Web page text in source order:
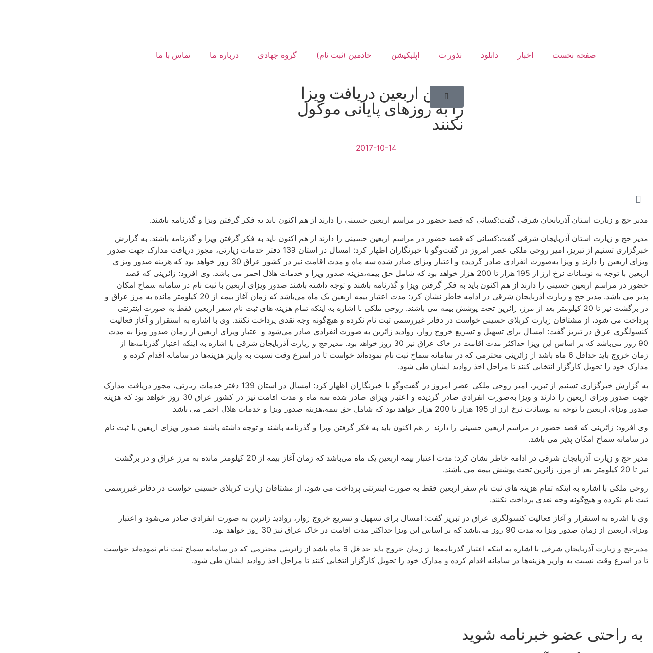
صفحه نخست اخبار دانلود نذورات اپلیکیشن خادمین (ثبت نام) گروه جهادی درباره ما تماس با ما
زائرین اربعین دریافت ویزا
را به روزهای پایانی موکول
نکنند
2017-10-14
مدیر حج و زیارت استان آذربایجان شرقی گفت:کسانی که قصد حضور در مراسم اربعین حسینی را دارند از هم اکنون باید به فکر گرفتن ویزا و گذرنامه باشند.
مدیر حج و زیارت استان آذربایجان شرقی گفت:کسانی که قصد حضور در مراسم اربعین حسینی را دارند از هم اکنون باید به فکر گرفتن ویزا و گذرنامه باشند. به گزارش
خبرگزاری تسنیم از تبریز، امیر روحی ملکی عصر امروز در گفت‌وگو با خبرنگاران اظهار کرد: امسال در استان 139 دفتر خدمات زیارتی، مجوز دریافت مدارک جهت صدور
ویزای اربعین را دارند و ویزا به‌صورت انفرادی صادر گردیده و اعتبار ویزای صادر شده سه ماه و مدت اقامت نیز در کشور عراق 30 روز خواهد بود که هزینه صدور ویزای
اربعین با توجه به نوسانات نرخ ارز از 195 هزار تا 200 هزار خواهد بود که شامل حق بیمه،هزینه صدور ویزا و خدمات هلال احمر می باشد. وی افزود: زائرینی که قصد
حضور در مراسم اربعین حسینی را دارند از هم اکنون باید به فکر گرفتن ویزا و گذرنامه باشند و توجه داشته باشند صدور ویزای اربعین با ثبت نام در سامانه سماح امکان
پذیر می باشد. مدیر حج و زیارت آذربایجان شرقی در ادامه خاطر نشان کرد: مدت اعتبار بیمه اربعین یک ماه می‌باشد که زمان آغاز بیمه از 20 کیلومتر مانده به مرز عراق و
در برگشت نیز تا 20 کیلومتر بعد از مرز، زائرین تحت پوشش بیمه می باشند. روحی ملکی با اشاره به اینکه تمام هزینه های ثبت نام سفر اربعین فقط به صورت اینترنتی
پرداخت می شود، از مشتاقان زیارت کربلای حسینی خواست در دفاتر غیررسمی ثبت نام نکرده و هیچ‌گونه وجه نقدی پرداخت نکنند. وی با اشاره به استقرار و آغاز فعالیت
کنسولگری عراق در تبریز گفت: امسال برای تسهیل و تسریع خروج زوار، روادید زائرین به صورت انفرادی صادر می‌شود و اعتبار ویزای اربعین از زمان صدور ویزا به مدت
90 روز می‌باشد که بر اساس این ویزا حداکثر مدت اقامت در خاک عراق نیز 30 روز خواهد بود. مدیرحج و زیارت آذربایجان شرقی با اشاره به اینکه اعتبار گذرنامه‌ها از
زمان خروج باید حداقل 6 ماه باشد از زائرینی محترمی که در سامانه سماح ثبت نام نموده‌اند خواست تا در اسرع وقت نسبت به واریز هزینه‌ها در سامانه اقدام کرده و
مدارک خود را تحویل کارگزار انتخابی کنند تا مراحل اخذ روادید ایشان طی شود.
به گزارش خبرگزاری تسنیم از تبریز، امیر روحی ملکی عصر امروز در گفت‌وگو با خبرنگاران اظهار کرد: امسال در استان 139 دفتر خدمات زیارتی، مجوز دریافت مدارک
جهت صدور ویزای اربعین را دارند و ویزا به‌صورت انفرادی صادر گردیده و اعتبار ویزای صادر شده سه ماه و مدت اقامت نیز در کشور عراق 30 روز خواهد بود که هزینه
صدور ویزای اربعین با توجه به نوسانات نرخ ارز از 195 هزار تا 200 هزار خواهد بود که شامل حق بیمه،هزینه صدور ویزا و خدمات هلال احمر می باشد.
وی افزود: زائرینی که قصد حضور در مراسم اربعین حسینی را دارند از هم اکنون باید به فکر گرفتن ویزا و گذرنامه باشند و توجه داشته باشند صدور ویزای اربعین با ثبت نام
در سامانه سماح امکان پذیر می باشد.
مدیر حج و زیارت آذربایجان شرقی در ادامه خاطر نشان کرد: مدت اعتبار بیمه اربعین یک ماه می‌باشد که زمان آغاز بیمه از 20 کیلومتر مانده به مرز عراق و در برگشت
نیز تا 20 کیلومتر بعد از مرز، زائرین تحت پوشش بیمه می باشند.
روحی ملکی با اشاره به اینکه تمام هزینه های ثبت نام سفر اربعین فقط به صورت اینترنتی پرداخت می شود، از مشتاقان زیارت کربلای حسینی خواست در دفاتر غیررسمی
ثبت نام نکرده و هیچ‌گونه وجه نقدی پرداخت نکنند.
وی با اشاره به استقرار و آغاز فعالیت کنسولگری عراق در تبریز گفت: امسال برای تسهیل و تسریع خروج زوار، روادید زائرین به صورت انفرادی صادر می‌شود و اعتبار
ویزای اربعین از زمان صدور ویزا به مدت 90 روز می‌باشد که بر اساس این ویزا حداکثر مدت اقامت در خاک عراق نیز 30 روز خواهد بود.
مدیرحج و زیارت آذربایجان شرقی با اشاره به اینکه اعتبار گذرنامه‌ها از زمان خروج باید حداقل 6 ماه باشد از زائرینی محترمی که در سامانه سماح ثبت نام نموده‌اند خواست
تا در اسرع وقت نسبت به واریز هزینه‌ها در سامانه اقدام کرده و مدارک خود را تحویل کارگزار انتخابی کنند تا مراحل اخذ روادید ایشان طی شود.
به راحتی عضو خبرنامه شوید